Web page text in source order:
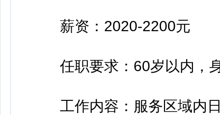
薪资：2020-2200元
任职要求：60岁以内，身
工作内容：服务区域内